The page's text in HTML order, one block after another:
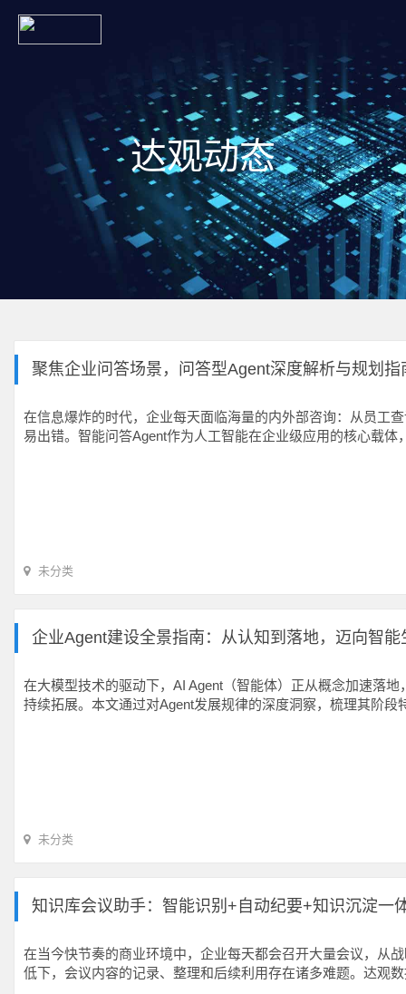
达观动态
聚焦企业问答场景，问答型Agent深度解析与规划指
在信息爆炸的时代，企业每天面临海量的内外部咨询：从员工
易出错。智能问答Agent作为人工智能在企业级应用的核心载
未分类
企业Agent建设全景指南：从认知到落地，迈向智能
在大模型技术的驱动下，AI Agent（智能体）正从概念加速落
持续拓展。本文通过对Agent发展规律的深度洞察，梳理其阶
未分类
知识库会议助手：智能识别+自动纪要+知识沉淀一
在当今快节奏的商业环境中，企业每天都会召开大量会议，从
低下，会议内容的记录、整理和后续利用存在诸多难题。达观